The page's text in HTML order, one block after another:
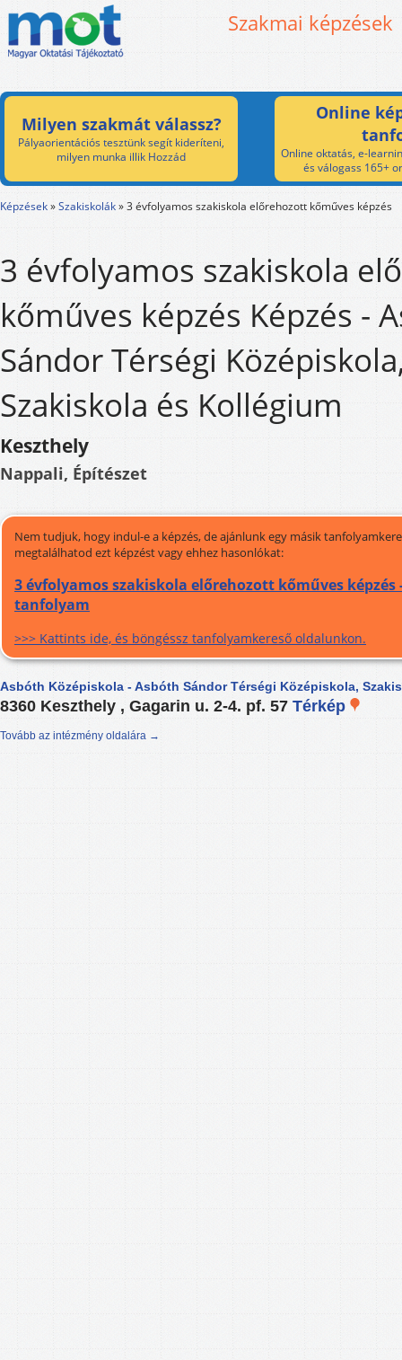
Szakmai képzések
Milyen szakmát válassz?
Pályaorientációs tesztünk segít kideríteni,
milyen munka illik Hozzád
Online
Online oktatás, e-
és válogass 165+
Képzések»Szakiskolák»3 évfolyamos szakiskola előrehozott kőműves képzés
3 évfolyamos szakiskola
kőműves képzés Képzés -
Sándor Térségi
Szakiskola és Kollégium
Keszthely
Nappali, Építészet
Nem tudjuk, hogy indul-e a képzés, de ajánlunk egy másik
megtalálhatod ezt képzést vagy ehhez hasonlókat:
3 évfolyamos szakiskola előrehozott kőműves képzés
tanfolyam
>>> Kattints ide, és böngéssz tanfolyamkereső oldalunkon.
Asbóth Középiskola - Asbóth Sándor Térségi Középiskola,
8360 Keszthely , Gagarin u. 2-4. pf. 57 Térkép
Tovább az intézmény oldalára →